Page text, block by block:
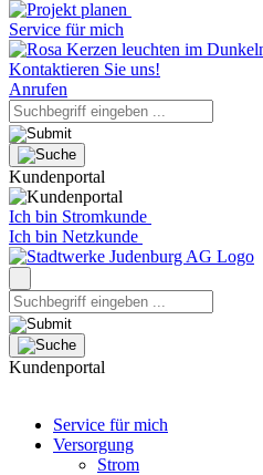
Service für mich
Kontaktieren Sie uns!
Anrufen
Kundenportal
Ich bin Stromkunde
Ich bin Netzkunde
Kundenportal
Service für mich
Versorgung
Strom